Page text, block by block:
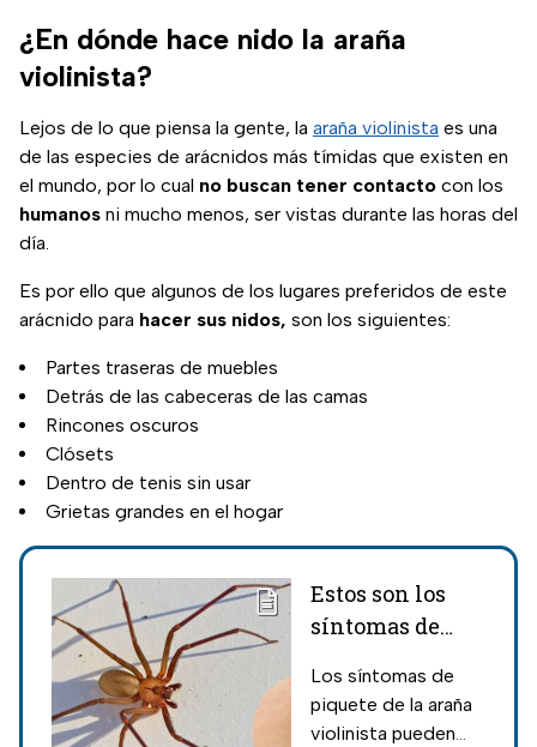
¿En dónde hace nido la araña
violinista?
Lejos de lo que piensa la gente, la araña violinista es una
de las especies de arácnidos más tímidas que existen en
el mundo, por lo cual no buscan tener contacto con los
humanos ni mucho menos, ser vistas durante las horas del
día.
Es por ello que algunos de los lugares preferidos de este
arácnido para hacer sus nidos, son los siguientes:
Partes traseras de muebles
Detrás de las cabeceras de las camas
Rincones oscuros
Clósets
Dentro de tenis sin usar
Grietas grandes en el hogar
Estos son los
síntomas de
araña violinista
y qúe hacer si
Los síntomas de
piquete de la araña
violinista pueden